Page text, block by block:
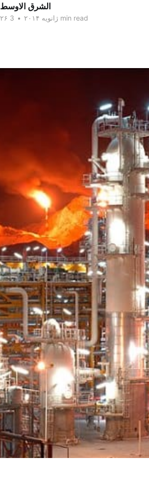
الشرق الاوسط
۲۶ ژانویه ۲۰۱۴ • 3 min read